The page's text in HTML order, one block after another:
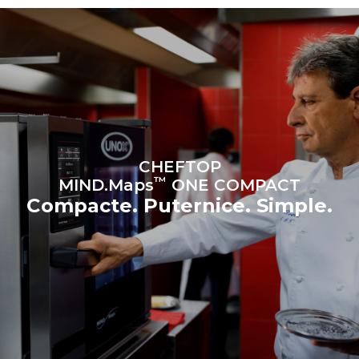
Gas Protocol
Estimare calculată în ipoteza
utilizării zilnice a cuptorului (300
de zile/an):
6 încărcături ușoare de pui
prăjit (20% încărcătură)
1 încărcătură completă de
cartofi la cuptor
3 încărcături complete de
produse la aburi
2 ore în cuptorul gol la 180
°C
Estimare calculată în ipoteza
următoarelor spălări
săptămânale (42 de
săptămâni/an):
1 spălare lungă
CHEFTOP
MIND.Maps™ ONE COMPACT
Compacte. Puternice. Simple.